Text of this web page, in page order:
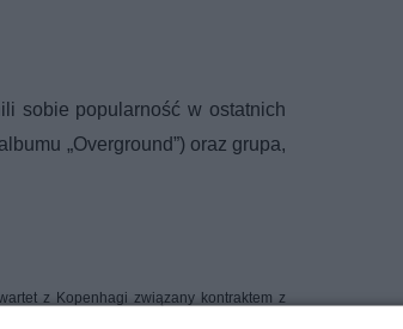
sobie popularność w ostatnich
„Overground”) oraz grupa,
z Kopenhagi związany kontraktem z